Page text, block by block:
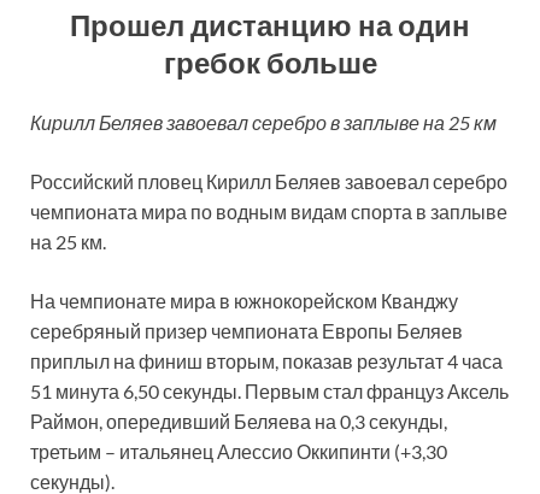
Прошел дистанцию на один
гребок больше
Кирилл Беляев завоевал серебро в заплыве на 25 км
Российский пловец Кирилл Беляев завоевал серебро
чемпионата мира по водным видам спорта в заплыве
на 25 км.
На чемпионате мира в южнокорейском Кванджу
серебряный призер чемпионата Европы Беляев
приплыл на финиш вторым, показав результат 4 часа
51 минута 6,50 секунды. Первым стал француз Аксель
Раймон, опередивший Беляева на 0,3 секунды,
третьим – итальянец Алессио Оккипинти (+3,30
секунды).